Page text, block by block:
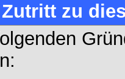
zu